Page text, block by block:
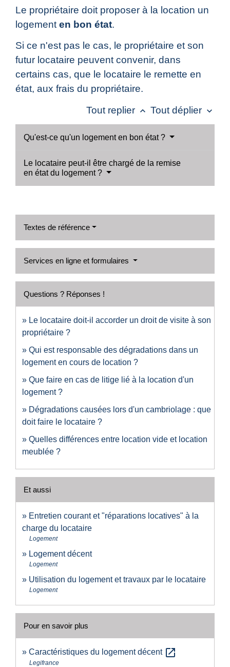
Le propriétaire doit proposer à la location un
logement en bon état.
Si ce n'est pas le cas, le propriétaire et son
futur locataire peuvent convenir, dans
certains cas, que le locataire le remette en
état, aux frais du propriétaire.
Tout replier keyboard_arrow_up Tout déplier keyboard_arrow_down
Qu'est-ce qu'un logement en bon état ?
Le locataire peut-il être chargé de la remise
en état du logement ?
Textes de référence
Services en ligne et formulaires
Questions ? Réponses !
Le locataire doit-il accorder un droit de visite à son
propriétaire ?
Qui est responsable des dégradations dans un
logement en cours de location ?
Que faire en cas de litige lié à la location d'un
logement ?
Dégradations causées lors d'un cambriolage : que
doit faire le locataire ?
Quelles différences entre location vide et location
meublée ?
Et aussi
Entretien courant et "réparations locatives" à la
charge du locataire
Logement
Logement décent
Logement
Utilisation du logement et travaux par le locataire
Logement
Pour en savoir plus
Caractéristiques du logement décent open_in_new
Legifrance